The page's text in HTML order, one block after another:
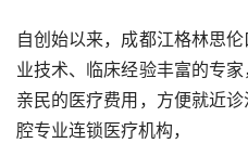
自创始以来，成都江格林思
业技术、临床经验丰富的专
亲民的医疗费用，方便就近
腔专业连锁医疗机构，